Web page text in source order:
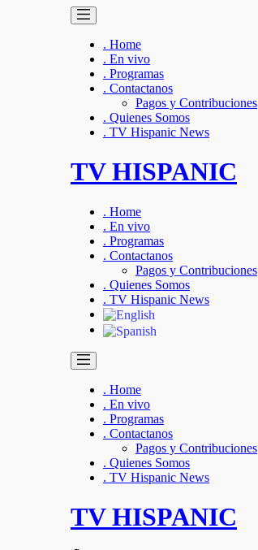
. Home
. En vivo
. Programas
. Contactanos
Pagos y Contribuciones
. Quienes Somos
. TV Hispanic News
TV HISPANIC
. Home
. En vivo
. Programas
. Contactanos
Pagos y Contribuciones
. Quienes Somos
. TV Hispanic News
. Home
. En vivo
. Programas
. Contactanos
Pagos y Contribuciones
. Quienes Somos
. TV Hispanic News
TV HISPANIC